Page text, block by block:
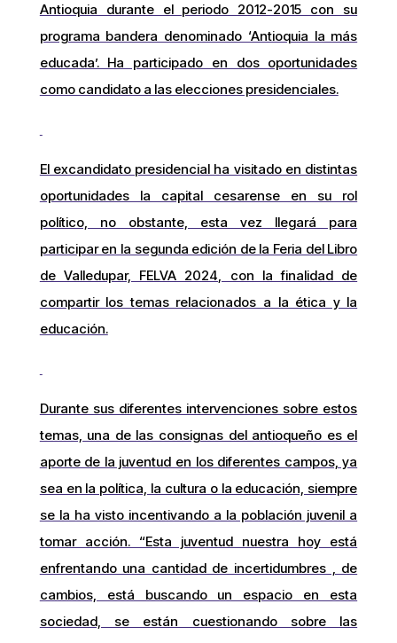
Antioquia durante el periodo 2012-2015 con su
programa bandera denominado ‘Antioquia la más
educada’. Ha participado en dos oportunidades
como candidato a las elecciones presidenciales.
El excandidato presidencial ha visitado en distintas
oportunidades la capital cesarense en su rol
político, no obstante, esta vez llegará para
participar en la segunda edición de la Feria del Libro
de Valledupar, FELVA 2024, con la finalidad de
compartir los temas relacionados a la ética y la
educación.
Durante sus diferentes intervenciones sobre estos
temas, una de las consignas del antioqueño es el
aporte de la juventud en los diferentes campos, ya
sea en la política, la cultura o la educación, siempre
se la ha visto incentivando a la población juvenil a
tomar acción. “Esta juventud nuestra hoy está
enfrentando una cantidad de incertidumbres , de
cambios, está buscando un espacio en esta
sociedad, se están cuestionando sobre las